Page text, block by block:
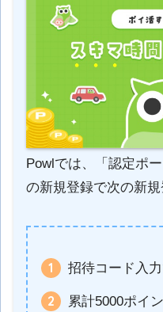
Powlでは、「認定ポ
の新規登録で次の新規
招待コード入
累計5000ポイ